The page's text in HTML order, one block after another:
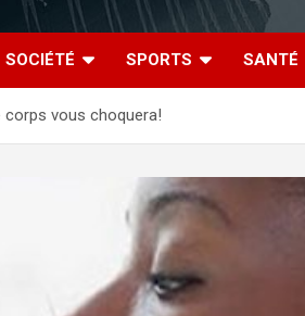
SOCIÉTÉ SPORTS SANTÉ
corps vous choquera!